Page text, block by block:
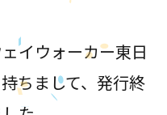
イウォーカー東日
ちまして、発行終